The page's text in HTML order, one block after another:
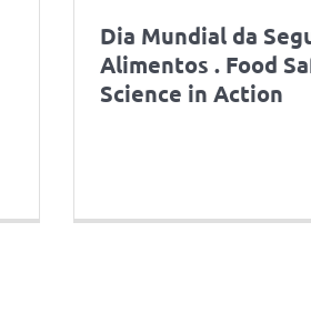
Dia Mundial da
Alimentos . Food
Science in Action